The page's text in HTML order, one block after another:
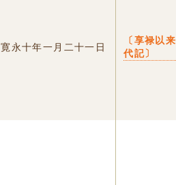
寛永十年一月二十一日
〔享禄以
代記〕